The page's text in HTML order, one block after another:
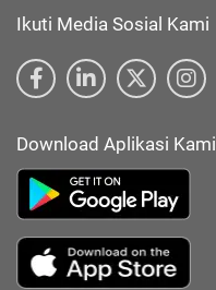
Ikuti Media Sosial Kami
Download Aplikasi Kami